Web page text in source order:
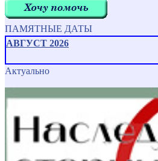
ПАМЯТНЫЕ ДАТЫ
АВГУСТ 2026
Актуально